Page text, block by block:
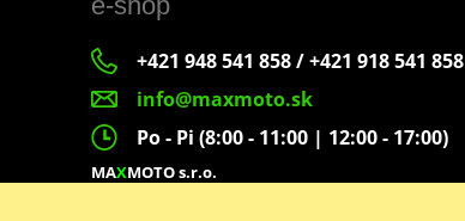
+421 948 541 858 / +421 918 541 858
info@maxmoto.sk
Po - Pi (8:00 - 11:00 | 12:00 - 17:00)
MAXMOTO s.r.o.